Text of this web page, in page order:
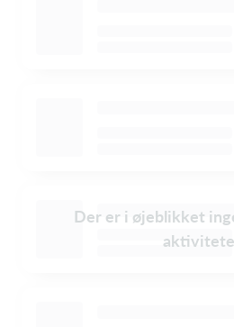
Der er i øjeblikket